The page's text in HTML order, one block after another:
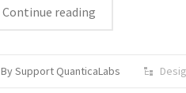
Continue reading
By Support QuanticaLabs